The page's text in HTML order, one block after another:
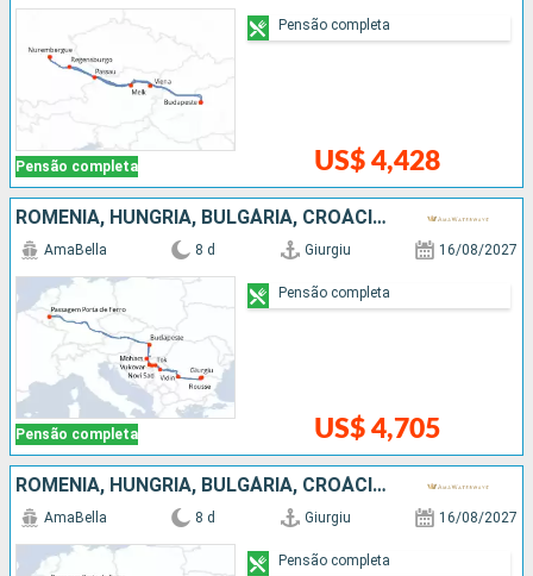
Pensão completa US$ 4,428
Pensão completa
ROMÊNIA, HUNGRIA, BULGÁRIA, CROÁCIA, SÉRVIA
Pensão completa
AmaBella 8 d Giurgiu 16/08/2027
US$ 4,705
Pensão completa
ROMÊNIA, HUNGRIA, BULGÁRIA, CROÁCIA, SÉRVIA
AmaBella 8 d Giurgiu 16/08/2027
Pensão completa